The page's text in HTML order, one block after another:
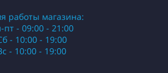
работы магазина:
пт - 09:00 - 21:00
- 10:00 - 19:00
- 10:00 - 19:00